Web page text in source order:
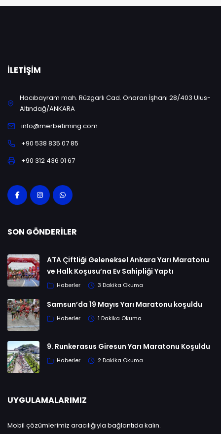
İLETIŞIM
Hacıbayram mah. Rüzgarlı Cad. Onaran İşhanı 28/403 Ulus-
Altındağ/ANKARA
info@merbetiming.com
+90 538 835 07 85
+90 312 436 01 67
SON GÖNDERILER
ATA Çiftliği Geleneksel Ankara Yarı Maratonu
ve Halk Koşusu’na Ev Sahipliği Yaptı
Haberler 3 Dakika Okuma
Samsun’da 19 Mayıs Yarı Maratonu koşuldu
Haberler 1 Dakika Okuma
9. Runkerasus Giresun Yarı Maratonu Koşuldu
Haberler 2 Dakika Okuma
UYGULAMALARIMIZ
Mobil çözümlerimiz aracılığıyla bağlantıda kalın.